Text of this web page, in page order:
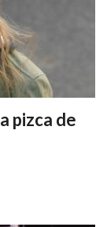
pizca de